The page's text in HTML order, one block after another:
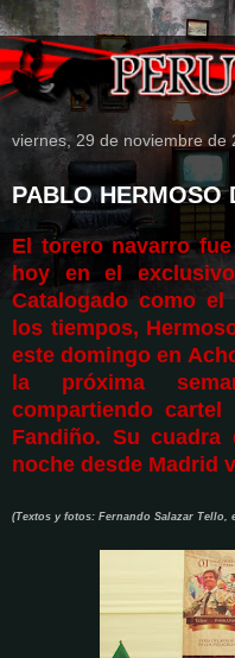
viernes, 29 de noviembre de
PABLO HERMOSO
El torero navarro
hoy en el
Catalogado como
los tiempos,
este domingo en
la próxima
compartiendo
Fandiño. Su
noche desde Madrid
(Textos y fotos: Fernando Salazar Tello,